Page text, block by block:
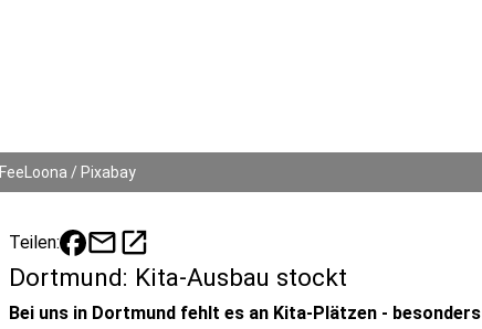
FeeLoona / Pixabay
Teilen: mailopen_in_new
Dortmund: Kita-Ausbau stockt
Bei uns in Dortmund fehlt es an Kita-Plätzen -